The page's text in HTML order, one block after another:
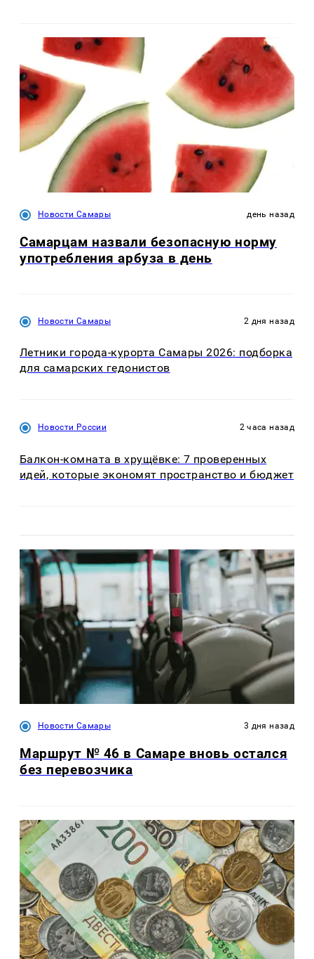
Новости Самары день назад
Самарцам назвали безопасную норму
употребления арбуза в день
Новости Самары 2 дня назад
Летники города-курорта Самары 2026: подборка
для самарских гедонистов
Новости России 2 часа назад
Балкон-комната в хрущёвке: 7 проверенных
идей, которые экономят пространство и бюджет
Новости Самары 3 дня назад
Маршрут № 46 в Самаре вновь остался
без перевозчика